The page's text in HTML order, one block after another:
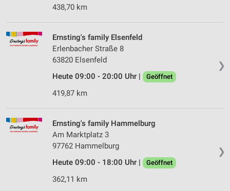
438,70 km
❯
Ernsting's family Elsenfeld
Erlenbacher Straße 8
63820 Elsenfeld
Heute 09:00 - 20:00 Uhr |
Geöffnet
419,87 km
❯
Ernsting's family Hammelburg
Am Marktplatz 3
97762 Hammelburg
Heute 09:00 - 18:00 Uhr |
Geöffnet
362,11 km
Verwendung von Profilen zur Auswahl
personalisierter Werbung
Erstellung von Profilen zur Personalisierung
Messung der Werbeleistung
Messung der Performance von Inhalten
Analyse von Zielgruppen durch Statistiken oder